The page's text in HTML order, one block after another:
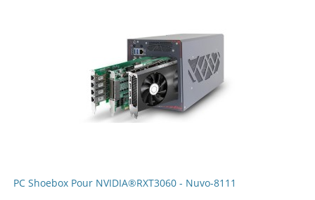
PC Shoebox Pour NVIDIA®RXT3060 - Nuvo-8111